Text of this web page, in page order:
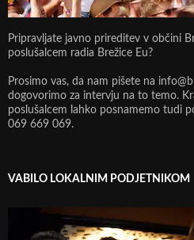
Pripravljate javno prireditev v občini
poslušalcem radia Brežice Eu?
Prosimo vas, da nam pišete na
dogovorimo za intervju na to temo.
poslušalcem lahko posnamemo tudi
069 669 069.
VABILO LOKALNIM PODJETNIKOM